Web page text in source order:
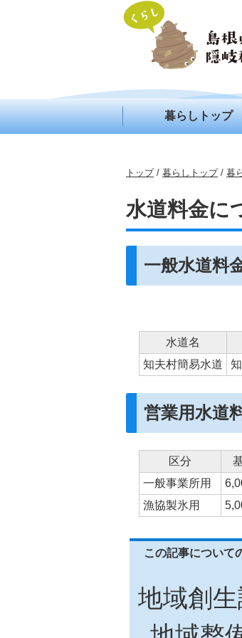
暮らしトップ
現
位
置：
トップ/ 暮らしトップ/ 暮
水道料金に
一般水道料
水道名
知夫村簡易水道
営業用水道
区分
一般事業所用
漁協製氷用
この記事について
地域創